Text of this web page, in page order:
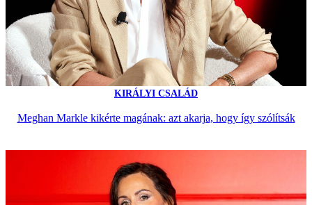
KIRÁLYI CSALÁD
Meghan Markle kikérte magának: azt akarja, hogy így szólítsák